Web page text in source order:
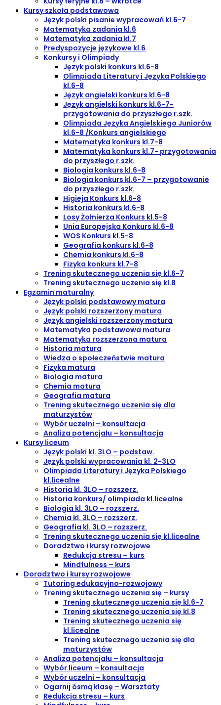
Kursy szkoła podstawowa
Język polski pisanie wypracowań kl.6-7
Matematyka zadania kl.6
Matematyka zadania kl.7
Predyspozycje językowe kl.6
Konkursy i Olimpiady
Język polski konkurs kl.6-8
Olimpiada Literatury i Języka Polskiego
kl.6-8
Język angielski konkurs kl.6-8
Język angielski konkurs kl.6-7-
przygotowania do przyszłego r.szk.
Olimpiada Języka Angielskiego Juniorów
kl.6-8 /Konkurs angielskiego
Matematyka konkurs kl.7-8
Matematyka konkurs kl.7- przygotowania
do przyszłego r.szk.
Biologia konkurs kl.6-8
Biologia konkurs kl.6-7 – przygotowanie
do przyszłego r.szk.
Higieja Konkurs kl.6-8
Historia konkurs kl.6-8
Losy Żołnierza Konkurs kl.5-8
Unia Europejska Konkurs kl.6-8
WOS Konkurs kl.5-8
Geografia konkurs kl.6-8
Chemia konkurs kl.6-8
Fizyka konkurs kl.7-8
Trening skutecznego uczenia się kl.6-7
Trening skutecznego uczenia się kl.8
Egzamin maturalny
Język polski podstawowy matura
Język polski rozszerzony matura
Język angielski rozszerzony matura
Matematyka podstawowa matura
Matematyka rozszerzona matura
Historia matura
Wiedza o społeczeństwie matura
Fizyka matura
Biologia matura
Chemia matura
Geografia matura
Trening skutecznego uczenia się dla
maturzystów
Wybór uczelni – konsultacja
Analiza potencjału – konsultacja
Kursy liceum
Język polski kl. 3LO – podstaw.
Język polski wypracowania kl. 2-3LO
Olimpiada Literatury i Języka Polskiego
kl.licealne
Historia kl. 3LO – rozszerz.
Historia konkurs/ olimpiada kl.licealne
Biologia kl. 3LO – rozszerz.
Chemia kl. 3LO – rozszerz.
Geografia kl. 3LO – rozszerz.
Trening skutecznego uczenia się kl.licealne
Doradztwo i kursy rozwojowe
Redukcja stresu – kurs
Mindfulness – kurs
Doradztwo i kursy rozwojowe
Tutoring edukacyjno-rozwojowy
Trening skutecznego uczenia się – kursy
Trening skutecznego uczenia się kl.6-7
Trening skutecznego uczenia się kl.8
Trening skutecznego uczenia się
kl.licealne
Trening skutecznego uczenia się dla
maturzystów
Analiza potencjału – konsultacja
Wybór liceum – konsultacja
Wybór uczelni – konsultacja
Ogarnij ósmą klasę – Warsztaty
Redukcja stresu – kurs